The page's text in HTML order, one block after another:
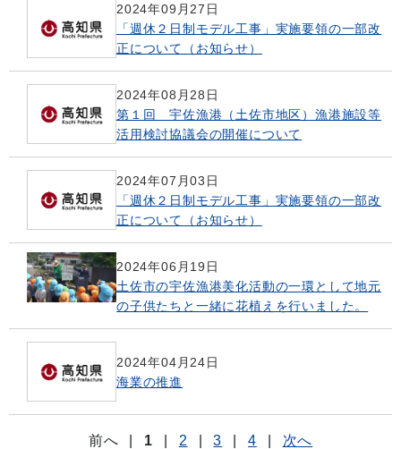
2024年09月27日
「週休２日制モデル工事」実施要領の一部改
正について（お知らせ）
2024年08月28日
第１回 宇佐漁港（土佐市地区）漁港施設等
活用検討協議会の開催について
2024年07月03日
「週休２日制モデル工事」実施要領の一部改
正について（お知らせ）
2024年06月19日
土佐市の宇佐漁港美化活動の一環として地元
の子供たちと一緒に花植えを行いました。
2024年04月24日
海業の推進
前へ 1 2 3 4 次へ